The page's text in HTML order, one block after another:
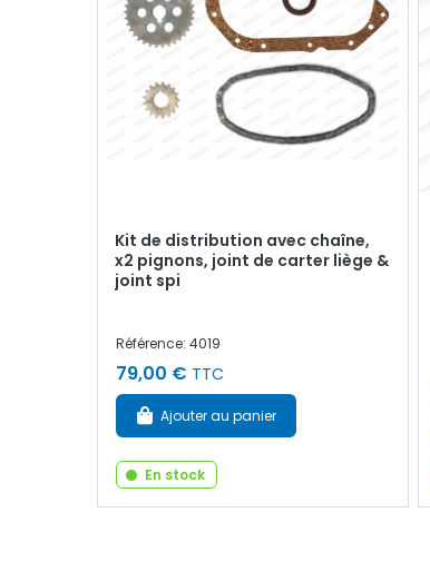
Kit de distribution avec chaîne,
x2 pignons, joint de carter liège &
joint spi
Référence: 4019
79,00 € TTC
Ajouter au panier
En stock